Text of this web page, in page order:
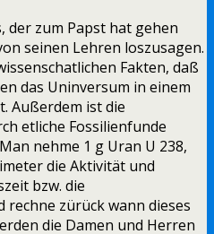
der zum Papst hat gehen
seinen Lehren loszusagen.
Fakten, daß
das Uninversum in einem
Außerdem ist die
etliche Fossilienfunde
nehme 1 g Uran U 238,
die Aktivität und
bzw. die
zürück wann dieses
die Damen und Herren